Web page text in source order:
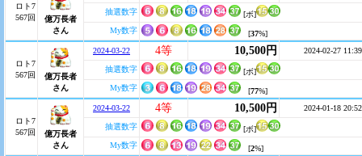
ロト7
567回
億万長者
さん
抽選数字
[ボ]
My数字
[37%]
ロト7
567回
億万長者
さん
2024-03-22 4等 10,500円 2024-02-27 11:39
抽選数字
[ボ]
My数字
[77%]
ロト7
567回
億万長者
さん
2024-03-22 4等 10,500円 2024-01-18 20:52
抽選数字
[ボ]
My数字
[2%]